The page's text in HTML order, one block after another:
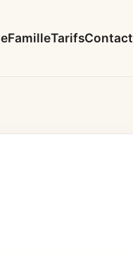
FamilleTarifsContact